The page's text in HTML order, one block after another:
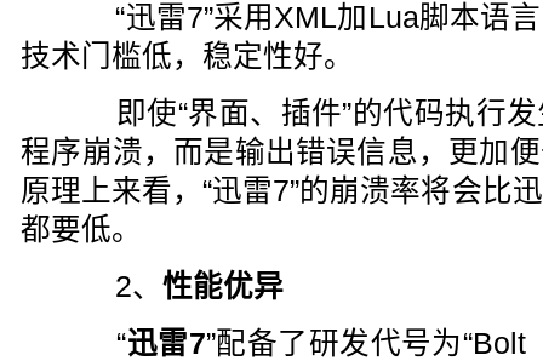
“迅雷7”采用XML加Lua脚本语
技术门槛低，稳定性好。
即使“界面、插件”的代码执行发
程序崩溃，而是输出错误信息，更加
原理上来看，“迅雷7”的崩溃率将会比
都要低。
2、性能优异
“迅雷7”配备了研发代号为